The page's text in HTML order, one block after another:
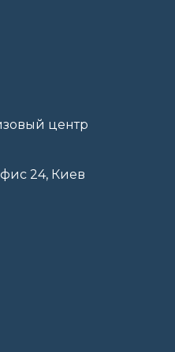
центр
24, Киев